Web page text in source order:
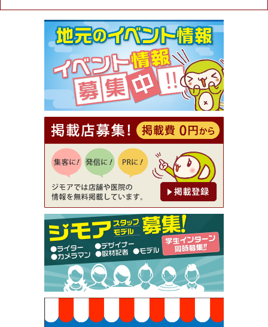
ュラル＆ハンドメイドショップ［マキマキ］）
[有効期限]2026年9月30日まで
【ジモア限定①】初回割引 特価 VIO脱毛11,000円
⇒8,800円（メンズ専門ワックス脱毛サロン Mickle
（ミックル））
[有効期限]2026年9月30日
【ジモア読者特典2】コース 3,500円→3,000円（料
理5品+2時間飲み放題）（創作イタリアン Pia Cu
ore（ピアクオーレ））
[有効期限]2026年9月30日
【ジモア読者特典1】料理全品20％OFF ※18時以
降（創作イタリアン Pia Cuore（ピアクオーレ））
[有効期限]2026年9月30日
【ジモア限定②】初回割引 特価 鼻毛脱毛 半額 2,2
00円⇒1,100円（メンズ専門ワックス脱毛サロン Mi
ckle（ミックル））
[有効期限]2026年9月30日
【ジモア限定特典①】まつ毛カール 3,850円→ 2,7
50円（Premiere（プルミエール））
[有効期限]2026年9月30日
焼き餃子 一皿サービス（餃子酒場たっちゃん 西
早稲田店）
[有効期限]2026年9月30日